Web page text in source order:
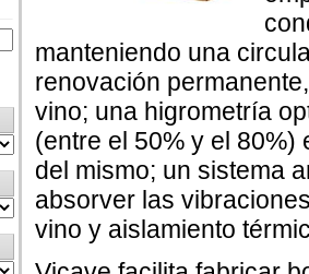
manteniendo una
renovación
vino; una higrometría
(entre el 50% y el
del mismo; un sistema
absorver las
vino y aislamiento